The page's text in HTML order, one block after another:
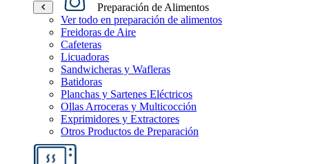
Preparación de Alimentos
Ver todo en preparación de alimentos
Freidoras de Aire
Cafeteras
Licuadoras
Sandwicheras y Wafleras
Batidoras
Planchas y Sartenes Eléctricos
Ollas Arroceras y Multicocción
Exprimidores y Extractores
Otros Productos de Preparación